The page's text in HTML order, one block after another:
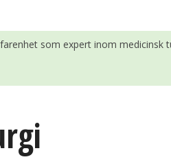
som expert inom